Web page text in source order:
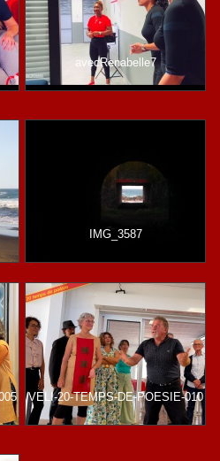
avecRenabelle7
IMG_3587
VELI-20-TEMPS-DE-POESIE-010